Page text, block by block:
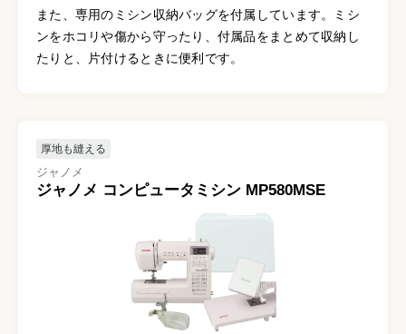
また、専用のミシン収納バッグを付属しています。ミシ
ンをホコリや傷から守ったり、付属品をまとめて収納し
たりと、片付けるときに便利です。
厚地も縫える
ジャノメ
ジャノメ コンピュータミシン MP580MSE